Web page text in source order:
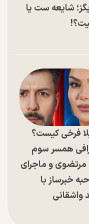
شایعه ست یا
فرخی کیست؟
همسر سوم
مرتضوی و ماجرای
خبرساز با
واشقانی